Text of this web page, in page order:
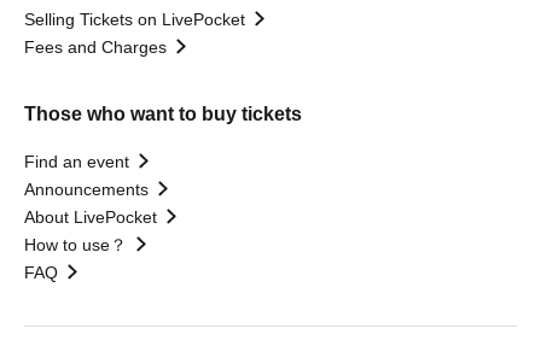
Selling Tickets on LivePocket
Fees and Charges
Those who want to buy tickets
Find an event
Announcements
About LivePocket
How to use？
FAQ